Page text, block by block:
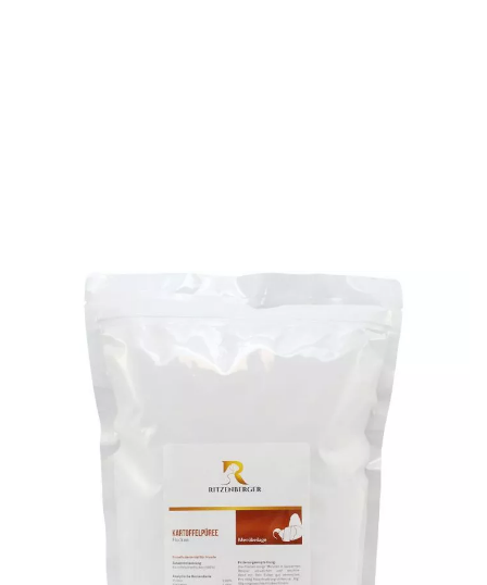
9,90 €
Warenkorb
zzgl. VersandLieferzeit 1-3 Werktage